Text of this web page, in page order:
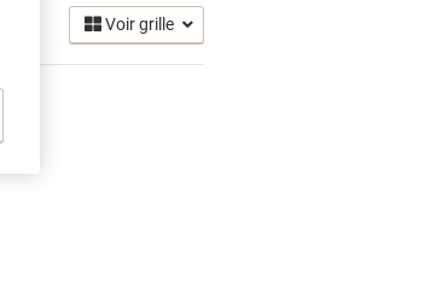
Voir grille